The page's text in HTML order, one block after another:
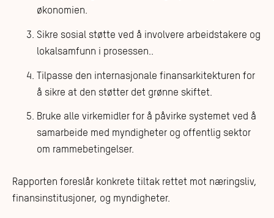
økonomien.
Sikre sosial støtte ved å involvere arbeidstakere og
lokalsamfunn i prosessen..
Tilpasse den internasjonale finansarkitekturen for
å sikre at den støtter det grønne skiftet.
Bruke alle virkemidler for å påvirke systemet ved å
samarbeide med myndigheter og offentlig sektor
om rammebetingelser.
Rapporten foreslår konkrete tiltak rettet mot næringsliv,
finansinstitusjoner, og myndigheter.